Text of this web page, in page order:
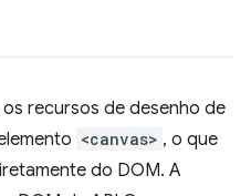
recursos de desenho de
<canvas> , o que
do DOM. A